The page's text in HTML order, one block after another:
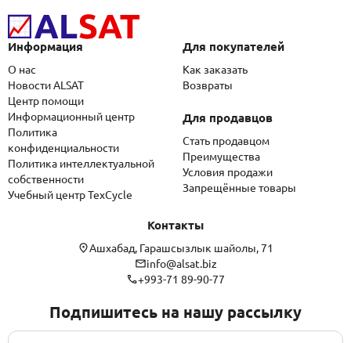
Информация
О нас
Новости ALSAT
Центр помощи
Информационный центр
Политика
конфиденциальности
Политика интеллектуальной
собственности
Учебный центр TexCycle
Для покупателей
Как заказать
Возвраты
Для продавцов
Стать продавцом
Преимущества
Условия продажи
Запрещённые товары
Контакты
Ашхабад, Гарашсызлык шайолы, 71
info@alsat.biz
+993-71 89-90-77
Подпишитесь на нашу рассылку